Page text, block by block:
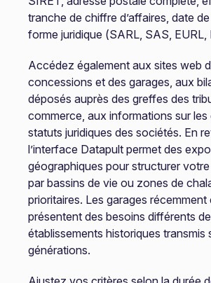
tranche de chiffre d’affaires, date
forme juridique (SARL, SAS, EURL,
Accédez également aux sites web
concessions et des garages, aux
déposés auprès des greffes des
commerce, aux informations sur
statuts juridiques des sociétés. En
l’interface Datapult permet des
géographiques pour structurer
par bassins de vie ou zones de
prioritaires. Les garages récemment
présentent des besoins différents
établissements historiques transmis
générations.